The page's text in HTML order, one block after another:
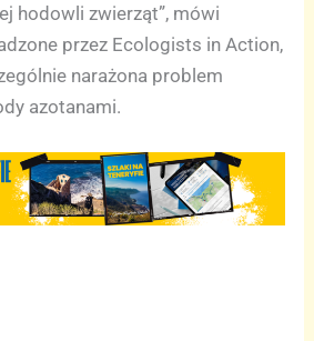
hodowli zwierząt”, mówi
przez Ecologists in Action,
narażona problem
azotanami.